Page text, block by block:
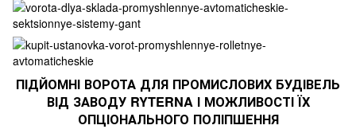
ПІДЙОМНІ ВОРОТА ДЛЯ ПРОМИСЛОВИХ БУДІВЕЛЬ
ВІД ЗАВОДУ RYTERNA І МОЖЛИВОСТІ ЇХ
ОПЦІОНАЛЬНОГО ПОЛІПШЕННЯ